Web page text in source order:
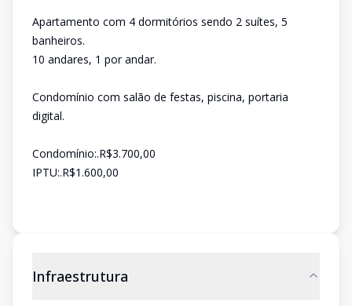
Apartamento com 4 dormitórios sendo 2 suítes, 5
banheiros.
10 andares, 1 por andar.
Condomínio com salão de festas, piscina, portaria
digital.
Condomínio:.R$3.700,00
IPTU:.R$1.600,00
Infraestrutura